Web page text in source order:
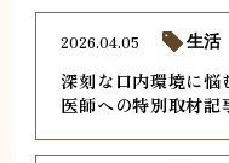
深刻な口内環境に
医師への特別取材記
2026.04.05 生活